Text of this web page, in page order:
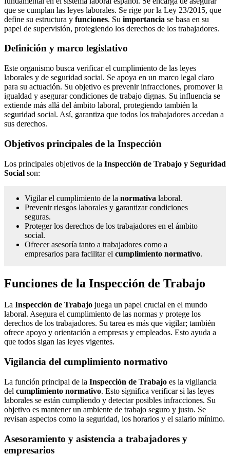
que se cumplan las leyes laborales. Se rige por la Ley 23/2015, que
define su estructura y funciones. Su importancia se basa en su
papel de supervisión, protegiendo los derechos de los trabajadores.
Definición y marco legislativo
Este organismo busca verificar el cumplimiento de las leyes
laborales y de seguridad social. Se apoya en un marco legal claro
para su actuación. Su objetivo es prevenir infracciones, promover la
igualdad y asegurar condiciones de trabajo dignas. Su influencia se
extiende más allá del ámbito laboral, protegiendo también la
seguridad social. Así, garantiza que todos los trabajadores accedan a
sus derechos.
Objetivos principales de la Inspección
Los principales objetivos de la Inspección de Trabajo y Seguridad
Social son:
Vigilar el cumplimiento de la normativa laboral.
Prevenir riesgos laborales y garantizar condiciones
seguras.
Proteger los derechos de los trabajadores en el ámbito
social.
Ofrecer asesoría tanto a trabajadores como a
empresarios para facilitar el cumplimiento normativo.
Funciones de la Inspección de Trabajo
La Inspección de Trabajo juega un papel crucial en el mundo
laboral. Asegura el cumplimiento de las normas y protege los
derechos de los trabajadores. Su tarea es más que vigilar; también
ofrece apoyo y orientación a empresas y empleados. Esto ayuda a
que todos sigan las leyes vigentes.
Vigilancia del cumplimiento normativo
La función principal de la Inspección de Trabajo es la vigilancia
del cumplimiento normativo. Esto significa verificar si las leyes
laborales se están cumpliendo y detectar posibles infracciones. Su
objetivo es mantener un ambiente de trabajo seguro y justo. Se
revisan aspectos como la seguridad, los horarios y el salario mínimo.
Asesoramiento y asistencia a trabajadores y
empresarios